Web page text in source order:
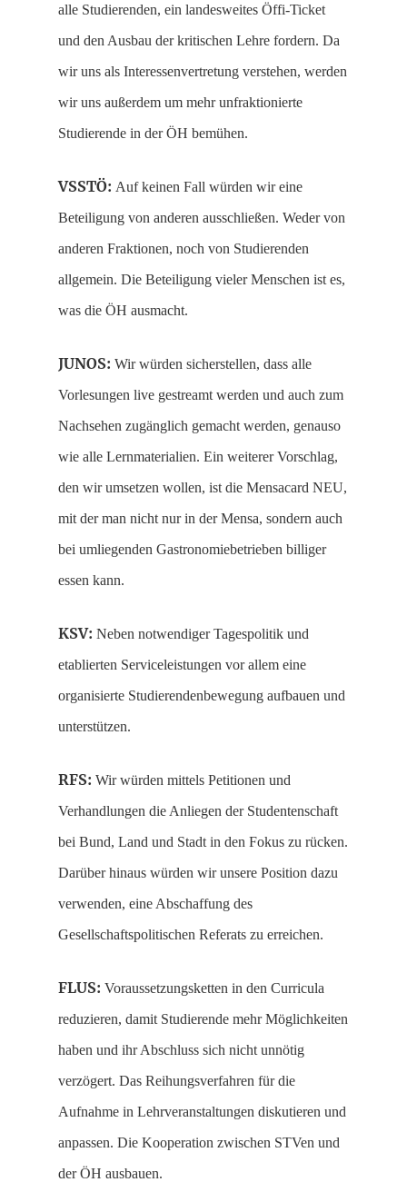
alle Studierenden, ein landesweites Öffi-Ticket
und den Ausbau der kritischen Lehre fordern. Da
wir uns als Interessenvertretung verstehen, werden
wir uns außerdem um mehr unfraktionierte
Studierende in der ÖH bemühen.
VSSTÖ: Auf keinen Fall würden wir eine
Beteiligung von anderen ausschließen. Weder von
anderen Fraktionen, noch von Studierenden
allgemein. Die Beteiligung vieler Menschen ist es,
was die ÖH ausmacht.
JUNOS: Wir würden sicherstellen, dass alle
Vorlesungen live gestreamt werden und auch zum
Nachsehen zugänglich gemacht werden, genauso
wie alle Lernmaterialien. Ein weiterer Vorschlag,
den wir umsetzen wollen, ist die Mensacard NEU,
mit der man nicht nur in der Mensa, sondern auch
bei umliegenden Gastronomiebetrieben billiger
essen kann.
KSV: Neben notwendiger Tagespolitik und
etablierten Serviceleistungen vor allem eine
organisierte Studierendenbewegung aufbauen und
unterstützen.
RFS: Wir würden mittels Petitionen und
Verhandlungen die Anliegen der Studentenschaft
bei Bund, Land und Stadt in den Fokus zu rücken.
Darüber hinaus würden wir unsere Position dazu
verwenden, eine Abschaffung des
Gesellschaftspolitischen Referats zu erreichen.
FLUS: Voraussetzungsketten in den Curricula
reduzieren, damit Studierende mehr Möglichkeiten
haben und ihr Abschluss sich nicht unnötig
verzögert. Das Reihungsverfahren für die
Aufnahme in Lehrveranstaltungen diskutieren und
anpassen. Die Kooperation zwischen STVen und
der ÖH ausbauen.